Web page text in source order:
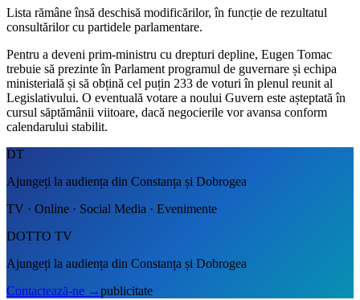
Lista rămâne însă deschisă modificărilor, în funcție de rezultatul
consultărilor cu partidele parlamentare.
Pentru a deveni prim-ministru cu drepturi depline, Eugen Tomac
trebuie să prezinte în Parlament programul de guvernare și echipa
ministerială și să obțină cel puțin 233 de voturi în plenul reunit al
Legislativului. O eventuală votare a noului Guvern este așteptată în
cursul săptămânii viitoare, dacă negocierile vor avansa conform
calendarului stabilit.
DT
Ajungeți la audiența din Constanța și Dobrogea
TV · Online · Social Media · Evenimente
DOTTO TV
Ajungeți la audiența din Constanța și Dobrogea
Contactează-ne →publicitate